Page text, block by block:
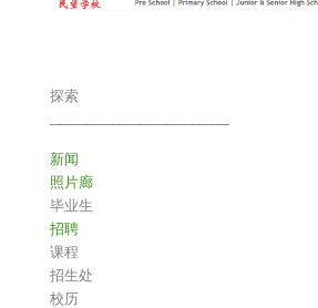
探索
新闻
照片廊
毕业生
招聘
课程
招生处
校历